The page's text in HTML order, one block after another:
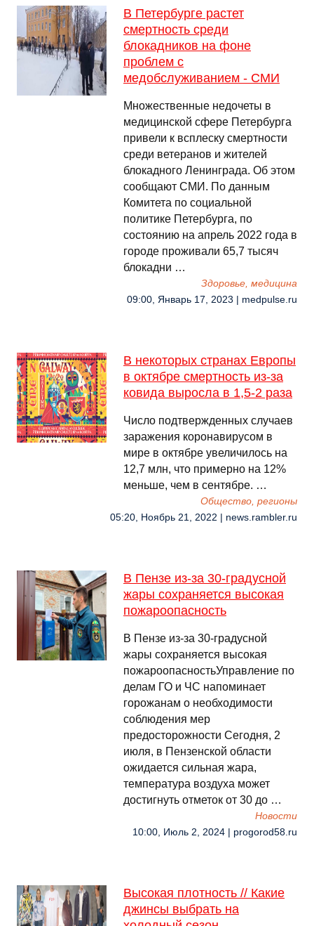
В Петербурге растет
смертность среди
блокадников на фоне
проблем с
медобслуживанием - СМИ
Множественные недочеты в
медицинской сфере Петербурга
привели к всплеску смертности
среди ветеранов и жителей
блокадного Ленинграда. Об этом
сообщают СМИ. По данным
Комитета по социальной
политике Петербурга, по
состоянию на апрель 2022 года в
городе проживали 65,7 тысяч
блокадни …
Здоровье, медицина
09:00, Январь 17, 2023 | medpulse.ru
В некоторых странах Европы
в октябре смертность из-за
ковида выросла в 1,5-2 раза
Число подтвержденных случаев
заражения коронавирусом в
мире в октябре увеличилось на
12,7 млн, что примерно на 12%
меньше, чем в сентябре. …
Общество, регионы
05:20, Ноябрь 21, 2022 | news.rambler.ru
В Пензе из-за 30-градусной
жары сохраняется высокая
пожароопасность
В Пензе из-за 30-градусной
жары сохраняется высокая
пожароопасностьУправление по
делам ГО и ЧС напоминает
горожанам о необходимости
соблюдения мер
предосторожности Сегодня, 2
июля, в Пензенской области
ожидается сильная жара,
температура воздуха может
достигнуть отметок от 30 до …
Новости
10:00, Июль 2, 2024 | progorod58.ru
Высокая плотность // Какие
джинсы выбрать на